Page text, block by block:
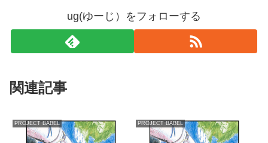
ug(ゆーじ）をフォローする
関連記事
PROJECT BABEL PROJECT BABEL